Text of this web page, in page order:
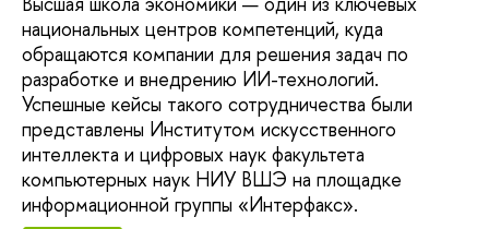
национальных центров компетенций, куда
обращаются компании для решения задач по
разработке и внедрению ИИ-технологий.
Успешные кейсы такого сотрудничества были
представлены Институтом искусственного
интеллекта и цифровых наук факультета
компьютерных наук НИУ ВШЭ на площадке
информационной группы «Интерфакс».